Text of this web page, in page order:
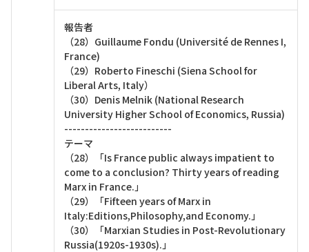
報告者
（28）Guillaume Fondu (Université de Rennes I,
France)
（29）Roberto Fineschi (Siena School for
Liberal Arts, Italy）
（30）Denis Melnik (National Research
University Higher School of Economics, Russia)
--------------------------
テーマ
（28）「Is France public always impatient to
come to a conclusion? Thirty years of reading
Marx in France.」
（29）「Fifteen years of Marx in
Italy:Editions,Philosophy,and Economy.」
（30）「Marxian Studies in Post-Revolutionary
Russia(1920s-1930s).」